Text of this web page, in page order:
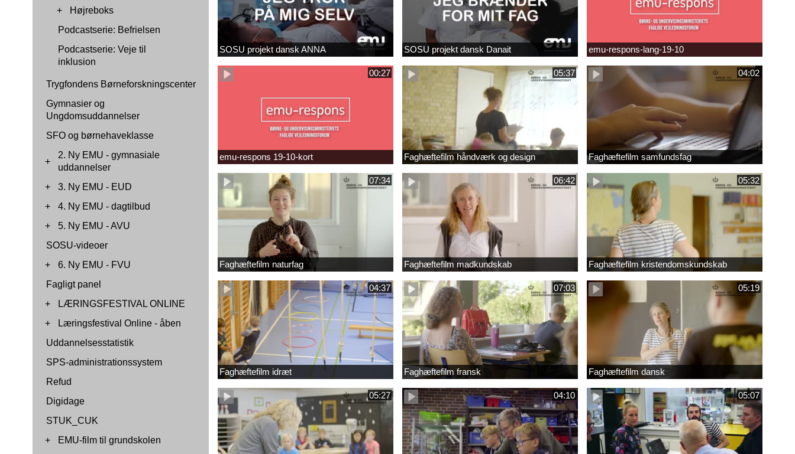
+
Højreboks
Podcastserie: Befrielsen
Podcastserie: Veje til
inklusion
Trygfondens Børneforskningscenter
Gymnasier og
Ungdomsuddannelser
SFO og børnehaveklasse
+
2. Ny EMU - gymnasiale
uddannelser
+
3. Ny EMU - EUD
+
4. Ny EMU - dagtilbud
+
5. Ny EMU - AVU
SOSU-videoer
+
6. Ny EMU - FVU
Fagligt panel
+
LÆRINGSFESTIVAL ONLINE
+
Læringsfestival Online - åben
Uddannelsesstatistik
SPS-administrationssystem
Refud
Digidage
STUK_CUK
+
EMU-film til grundskolen
SOSU projekt dansk ANNA SOSU projekt dansk Danait emu-respons-lang-19-10
00:27
emu-respons 19-10-kort
05:37
Faghæftefilm håndværk og design
04:02
Faghæftefilm samfundsfag
07:34
Faghæftefilm naturfag
06:42
Faghæftefilm madkundskab
05:32
Faghæftefilm kristendomskundskab
04:37
Faghæftefilm idræt
07:03
Faghæftefilm fransk
05:19
Faghæftefilm dansk
05:27 04:10 05:07